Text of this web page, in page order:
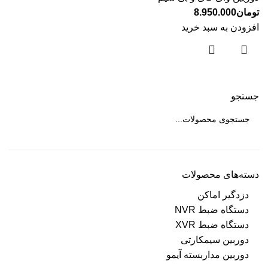
جستجو
دسته‌های محصولات
دزدگیر اماکن
دستگاه ضبط NVR
دستگاه ضبط XVR
دوربین سیمکارتی
دوربین مداربسته آیمو
تومان8.950.000
افزودن به سبد خرید